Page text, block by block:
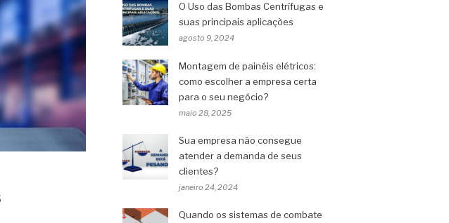
O Uso das Bombas Centrífugas e
suas principais aplicações
agosto 9, 2024
Montagem de painéis elétricos:
como escolher a empresa certa
para o seu negócio?
maio 28, 2025
Sua empresa não consegue
atender a demanda de seus
clientes?
janeiro 24, 2024
Quando os sistemas de combate